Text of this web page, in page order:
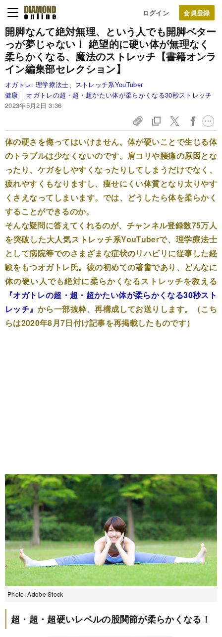
ログイン
開脚なんて絶対無理、という人でも開脚ベター
っが夢じゃない！ 絶望的に硬い体が無理なく
柔らかくなる、魔法のストレッチ【書籍オンラ
イン編集部セレクション】
オガトレ: 理学療法士、ストレッチ系YouTuber
健康
オガトレの超・超・超かたい体が柔らかくなる30秒ストレッチ
2023年5月2日 3:36
体の硬さを侮ってはいけません。体が硬いことで生じる体
のトラブルは少なくないのです。肩コリや腰痛の原因とな
ったり、ケガをしやすくなったりしてしまうだけでなく、
疲れやすくもなりますし、痩せにくい体質となり太りやす
くさえなってしまいます。では、どうしたら体を柔らかく
することができるのか。
そんな疑問に答えてくれるのが、チャンネル登録数75万人
を突破した大人気ストレッチ系YouTuberで、理学療法士
として病院等でのさまざまな症状のリハビリに従事した経
験をもつオガトレ氏。彼の初めての著書であり、どんなに
体の硬い人でも絶対に柔らかくなるストレッチを教える
『オガトレの超・超・超かたい体が柔らかくなる30秒スト
レッチ』 から一部抜粋、再構成してお送りします。（こち
らは2020年8月7日付け記事を再掲載したものです）
Photo: Adobe Stock
超・超・超硬いレベルの股関節が柔らかくなる！